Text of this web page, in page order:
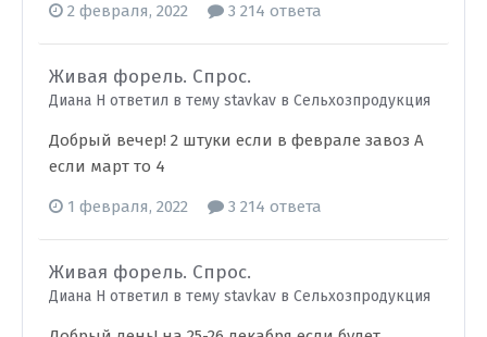
2 февраля, 2022 3 214 ответа
Живая форель. Спрос.
Диана Н ответил в тему stavkav в Сельхозпродукция
Добрый вечер! 2 штуки если в феврале завоз А
если март то 4
1 февраля, 2022 3 214 ответа
Живая форель. Спрос.
Диана Н ответил в тему stavkav в Сельхозпродукция